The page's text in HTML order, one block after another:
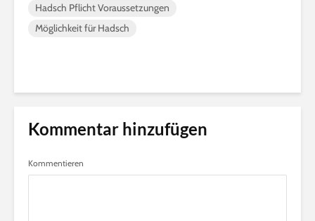
Hadsch Pflicht Voraussetzungen
Möglichkeit für Hadsch
Kommentar hinzufügen
Kommentieren